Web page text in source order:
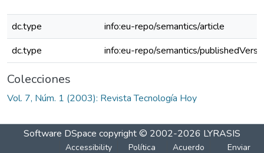
dc.type
info:eu-repo/semantics/article
dc.type
info:eu-repo/semantics/
Colecciones
Vol. 7, Núm. 1 (2003): Revista Tecnología Hoy
Software DSpace copyright © 2002-2026 LYRASIS
Accessibility Política Acuerdo Enviar